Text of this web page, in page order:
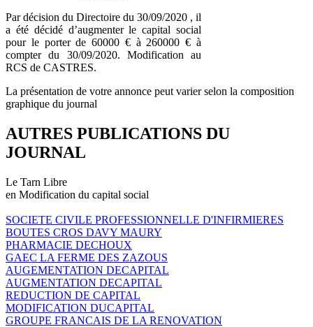
Par décision du Directoire du 30/09/2020 , il
a été décidé d’augmenter le capital social
pour le porter de 60000 € à 260000 € à
compter du 30/09/2020. Modification au
RCS de CASTRES.
La présentation de votre annonce peut varier selon la composition
graphique du journal
AUTRES PUBLICATIONS DU
JOURNAL
Le Tarn Libre
en Modification du capital social
SOCIETE CIVILE PROFESSIONNELLE D'INFIRMIERES
BOUTES CROS DAVY MAURY
PHARMACIE DECHOUX
GAEC LA FERME DES ZAZOUS
AUGEMENTATION DECAPITAL
AUGMENTATION DECAPITAL
REDUCTION DE CAPITAL
MODIFICATION DUCAPITAL
GROUPE FRANCAIS DE LA RENOVATION